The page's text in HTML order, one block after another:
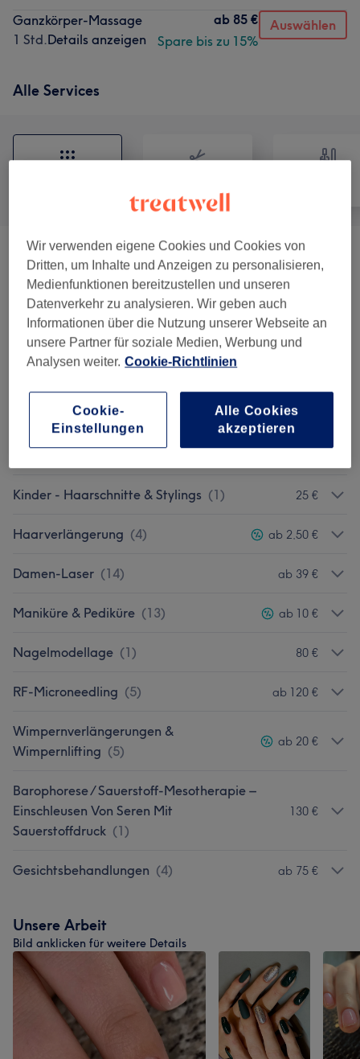
Ganzkörper-Massage
1 Std.Details anzeigen
ab 85 €
Spare bis zu 15%
Auswählen
Alle Services
KOSMETOLOGIE (12) ab 75 €
Endospheres Therapy ( 2) ab 68 €
Damen - Farbe /Strähnen ( 3) ab 55 €
Damen - Farbe (3) ab 80 €
Kinder - Haarschnitte & Stylings (1) 25 €
Haarverlängerung (4) ab 2,50 €
Damen-Laser (14) ab 39 €
Maniküre & Pediküre (13) ab 10 €
Nagelmodellage (1) 80 €
RF-Microneedling (5) ab 120 €
Wimpernverlängerungen &
Wimpernlifting (5)
ab 20 €
Barophorese / Sauerstoff-Mesotherapie –
Einschleusen Von Seren Mit
Sauerstoffdruck (1)
130 €
Gesichtsbehandlungen (4) ab 75 €
Unsere Arbeit
Bild anklicken für weitere Details
Wir verwenden eigene Cookies und Cookies von
Dritten, um Inhalte und Anzeigen zu personalisieren,
Medienfunktionen bereitzustellen und unseren
Datenverkehr zu analysieren. Wir geben auch
Informationen über die Nutzung unserer Webseite an
unsere Partner für soziale Medien, Werbung und
Analysen weiter. Cookie-Richtlinien
Cookie-
Einstellungen
Alle Cookies
akzeptieren